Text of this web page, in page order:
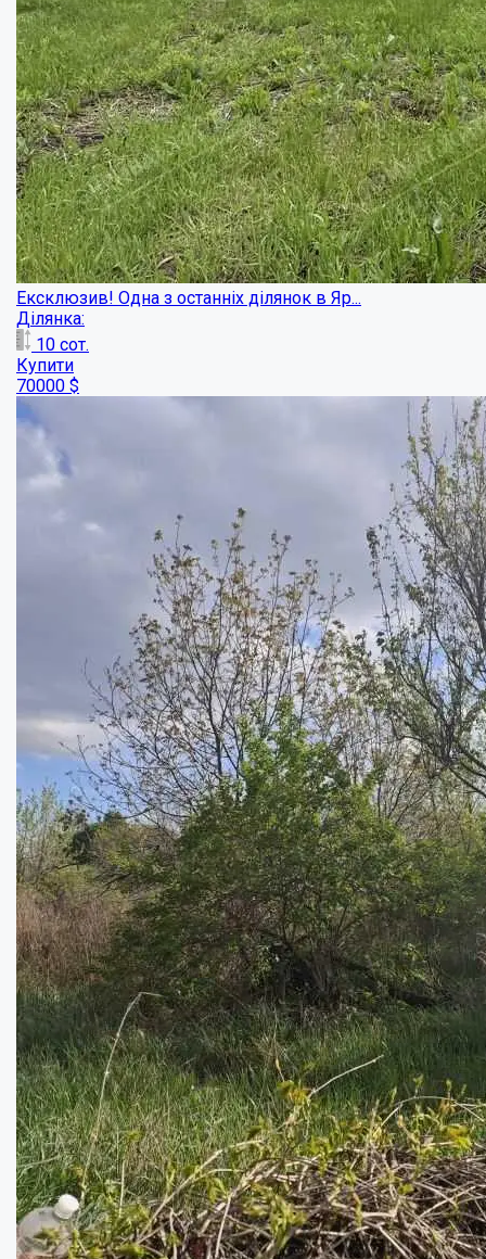
Земельна ділянка в Рибцях....
Ділянка:
4.5сот.
Купити
1300